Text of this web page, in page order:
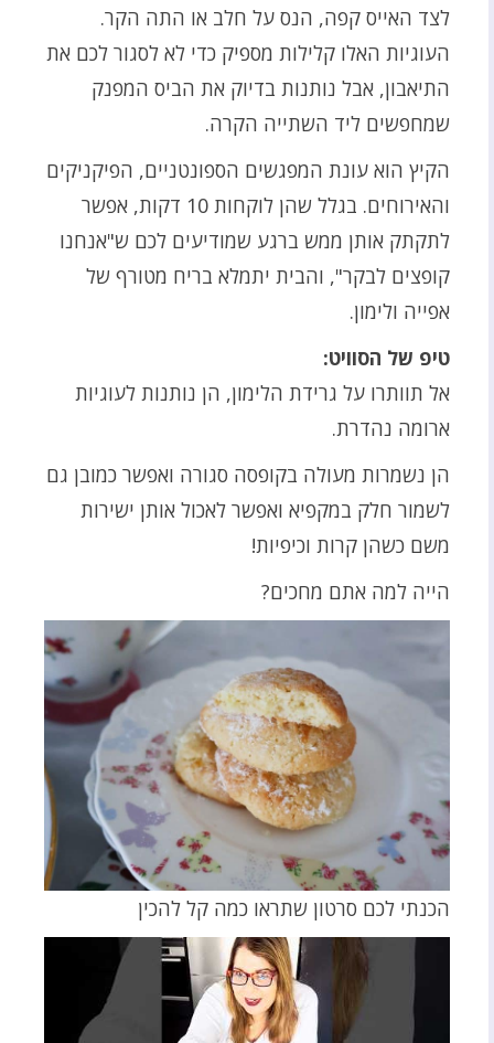
לצד האייס קפה, הנס על חלב או התה הקר.
העוגיות האלו קלילות מספיק כדי לא לסגור לכם את
התיאבון, אבל נותנות בדיוק את הביס המפנק
שמחפשים ליד השתייה הקרה.
הקיץ הוא עונת המפגשים הספונטניים, הפיקניקים
והאירוחים. בגלל שהן לוקחות 10 דקות, אפשר
לתקתק אותן ממש ברגע שמודיעים לכם ש"אנחנו
קופצים לבקר", והבית יתמלא בריח מטורף של
אפייה ולימון.
טיפ של הסוויט:
אל תוותרו על גרידת הלימון, הן נותנות לעוגיות
ארומה נהדרת.
הן נשמרות מעולה בקופסה סגורה ואפשר כמובן גם
לשמור חלק במקפיא ואפשר לאכול אותן ישירות
משם כשהן קרות וכיפיות!
הייה למה אתם מחכים?
הכנתי לכם סרטון שתראו כמה קל להכין